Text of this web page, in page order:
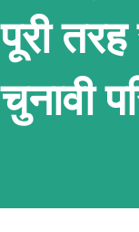
पूरी
चुनावी